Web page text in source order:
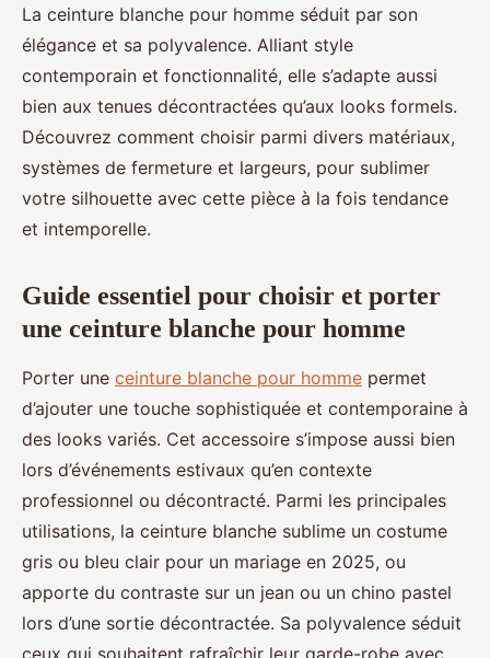
La ceinture blanche pour homme séduit par son
élégance et sa polyvalence. Alliant style
contemporain et fonctionnalité, elle s’adapte aussi
bien aux tenues décontractées qu’aux looks formels.
Découvrez comment choisir parmi divers matériaux,
systèmes de fermeture et largeurs, pour sublimer
votre silhouette avec cette pièce à la fois tendance
et intemporelle.
Guide essentiel pour choisir et porter
une ceinture blanche pour homme
Porter une ceinture blanche pour homme permet
d’ajouter une touche sophistiquée et contemporaine à
des looks variés. Cet accessoire s’impose aussi bien
lors d’événements estivaux qu’en contexte
professionnel ou décontracté. Parmi les principales
utilisations, la ceinture blanche sublime un costume
gris ou bleu clair pour un mariage en 2025, ou
apporte du contraste sur un jean ou un chino pastel
lors d’une sortie décontractée. Sa polyvalence séduit